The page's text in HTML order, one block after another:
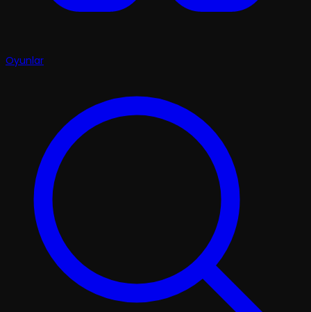
Oyunlar